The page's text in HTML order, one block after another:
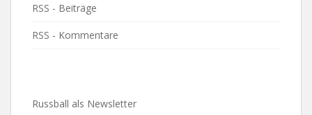
RSS - Beiträge
RSS - Kommentare
Russball als Newsletter